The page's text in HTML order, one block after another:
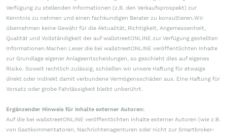
Verfügung zu stellenden Informationen (z.B. den Verkaufsprospekt) zur
Kenntnis zu nehmen und einen fachkundigen Berater zu konsultieren.Wir
übernehmen keine Gewähr für die Aktualität, Richtigkeit, Angemessenheit,
Qualität und Vollständigkeit der auf wallstreetONLINE zur Verfügung gestellten
Informationen.Machen Leser die bei wallstreetONLINE veröffentlichten Inhalte
zur Grundlage eigener Anlageentscheidungen, so geschieht dies auf eigenes
Risiko. Soweit rechtlich zulässig, schließen wir unsere Haftung für etwaige
direkt oder indirekt damit verbundene Vermögensschäden aus. Eine Haftung für
Vorsatz oder grobe Fahrlässigkeit bleibt unberührt.
Ergänzender Hinweis für Inhalte externer Autoren:
Auf die bei wallstreetONLINE veröffentlichten Inhalte externer Autoren (wie z.B.
von Gastkommentatoren, Nachrichtenagenturen oder nicht zur Smartbroker-